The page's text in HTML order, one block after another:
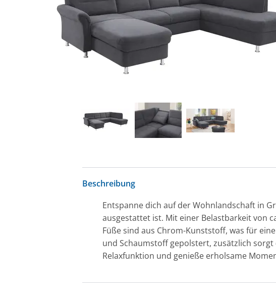
Beschreibung
Entspanne dich auf der Wohnlandschaft in
ausgestattet ist. Mit einer Belastbarkeit von
Füße sind aus Chrom-Kunststoff, was für
und Schaumstoff gepolstert, zusätzlich
Relaxfunktion und genieße erholsame